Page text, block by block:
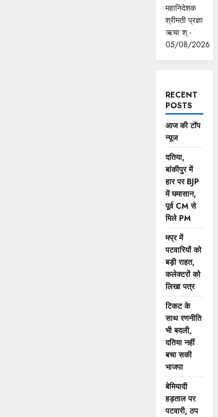
महानिदेशक
श्रीमती प्रज्ञा
ऋचा श् -
05/08/2026
RECENT
POSTS
आज की टॉप
न्यूज
दतिया,
बांकीपुर में
हार पर BJP
में घमासान,
पूर्व CM से
मिले PM
मप्र में
पटवारियों को
बड़ी राहत,
कलेक्टरों को
लिखा पत्र
टिकट के
साथ रणनीति
भी बदली,
दतिया नहीं
बचा सकी
भाजपा
बेमियादी
हड़ताल पर
पटवारी, ठप